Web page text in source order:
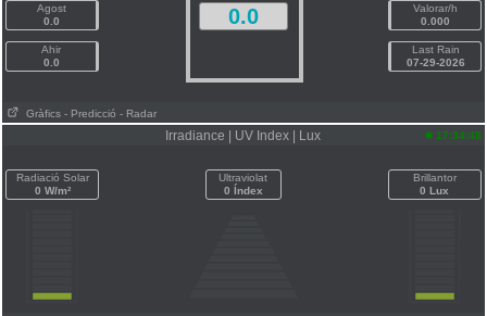
Agost
0.0
Ahir
0.0
0.0
Valorar/h
0.000
Last Rain
07-29-2026
Gràfics - Predicció - Radar
Irradiance | UV Index | Lux 17:34:48
Radiació Solar
0 W/m²
Ultraviolat
0 Índex
Brillantor
0 Lux